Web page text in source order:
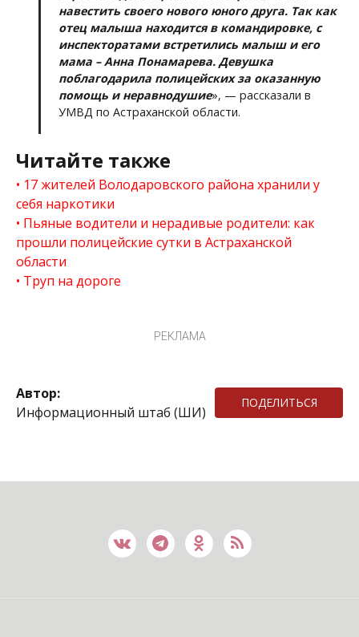
навестить своего нового юного друга. Так как
отец малыша находится в командировке, с
инспекторатами встретились малыш и его
мама – Анна Понамарева. Девушка
поблагодарила полицейских за оказанную
помощь и неравнодушие», — рассказали в
УМВД по Астраханской области.
Читайте также
17 жителей Володаровского района хранили у
себя наркотики
Пьяные водители и нерадивые родители: как
прошли полицейские сутки в Астраханской
области
Труп на дороге
РЕКЛАМА
Автор:
Информационный штаб (ШИ)
ПОДЕЛИТЬСЯ